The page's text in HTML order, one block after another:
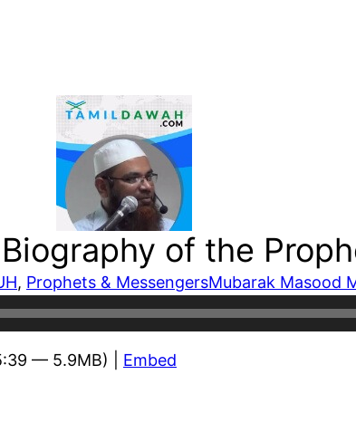
of the
, Prophets & MessengersMubarak Masood
— 5.9MB) | Embed